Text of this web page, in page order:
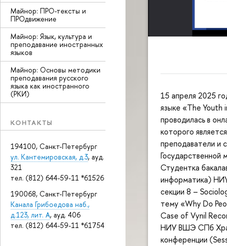
Майнор: ПРО-тексты и
ПРОдвижение
Майнор: Язык, культура и
преподавание иностранных
языков
Майнор: Основы методики
преподавания русского
языка как иностранного
(РКИ)
КОНТАКТЫ
194100, Санкт-Петербург
ул. Кантемировская, д.3, ауд.
321
тел. (812) 644-59-11 *61526
190068, Санкт-Петербург
Канала Грибоедова наб.,
д.123, лит. А, ауд. 406
тел. (812) 644-59-11 *61754
15 апреля 2025
языке «The Youth
проводилась в
которого
преподаватели и
Студентка
информатика)
секции 8 –
тему «Why Do
Case of Vynil
НИУ ВШЭ СПб
конференции